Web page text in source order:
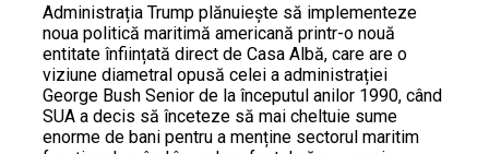
Administrația Trump plănuiește să implementeze
noua politică maritimă americană printr-o nouă
entitate înființată direct de Casa Albă, care are o
viziune diametral opusă celei a administrației
George Bush Senior de la începutul anilor 1990, când
SUA a decis să înceteze să mai cheltuie sume
enorme de bani pentru a menține sectorul maritim